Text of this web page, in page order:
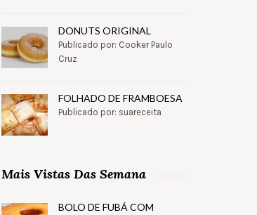
DONUTS ORIGINAL
Publicado por: Cooker Paulo
Cruz
FOLHADO DE FRAMBOESA
Publicado por: suareceita
Mais Vistas Das Semana
BOLO DE FUBÁ COM